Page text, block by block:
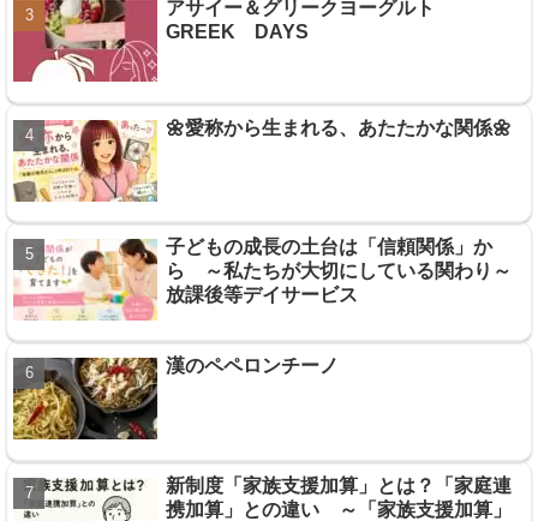
アサイー＆グリークヨーグルト
GREEK DAYS
🌼愛称から生まれる、あたたかな関係🌼
子どもの成長の土台は「信頼関係」か
ら ～私たちが大切にしている関わり～
放課後等デイサービス
漢のペペロンチーノ
新制度「家族支援加算」とは？「家庭連
携加算」との違い ～「家族支援加算」